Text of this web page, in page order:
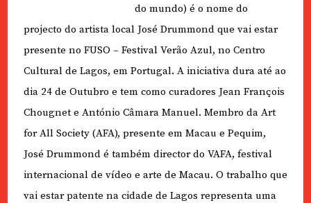
do mundo) é o nome do
projecto do artista local José Drummond que vai estar
presente no FUSO – Festival Verão Azul, no Centro
Cultural de Lagos, em Portugal. A iniciativa dura até ao
dia 24 de Outubro e tem como curadores Jean François
Chougnet e António Câmara Manuel. Membro da Art
for All Society (AFA), presente em Macau e Pequim,
José Drummond é também director do VAFA, festival
internacional de vídeo e arte de Macau. O trabalho que
vai estar patente na cidade de Lagos representa uma